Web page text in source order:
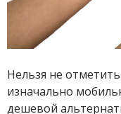
Нельзя не
изначально
дешевой